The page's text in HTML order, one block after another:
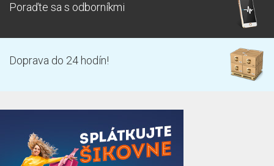
Poraďte sa s odborníkmi
Doprava do 24 hodín!